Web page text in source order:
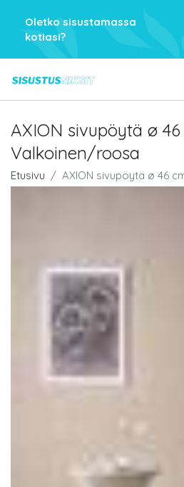
Oletko sisustamassa
kotiasi?
AXION sivupöytä ø
Valkoinen/roosa
Etusivu AXION sivupöytä ø 46